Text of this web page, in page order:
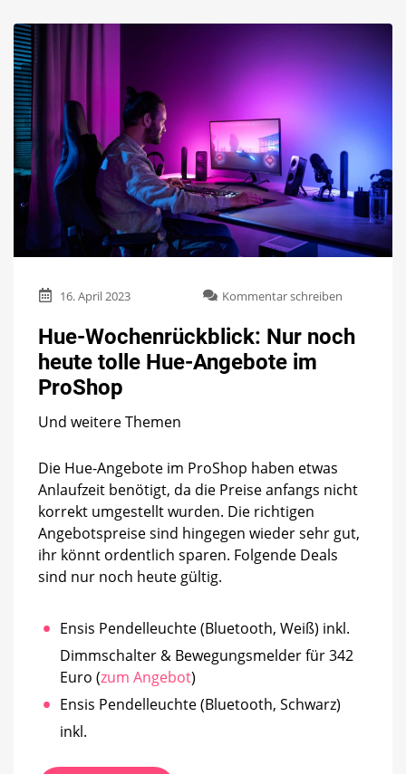
16. April 2023 Kommentar schreiben
Nur
Hue-Wochenrückblick: Nur noch
heute tolle Hue-Angebote im
ProShop
Und weitere Themen
Die Hue-Angebote im ProShop haben etwas
Anlaufzeit benötigt, da die Preise anfangs nicht
korrekt umgestellt wurden. Die richtigen
Angebotspreise sind hingegen wieder sehr gut,
ihr könnt ordentlich sparen. Folgende Deals
sind nur noch heute gültig.
Ensis Pendelleuchte (Bluetooth, Weiß) inkl.
Dimmschalter & Bewegungsmelder für 342
Euro (zum Angebot)
Ensis Pendelleuchte (Bluetooth, Schwarz)
inkl.